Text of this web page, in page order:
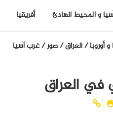
و المحيط الهادئ أفريقيا
و أوروبا/العراق/صور/غرب آسيا
العراق